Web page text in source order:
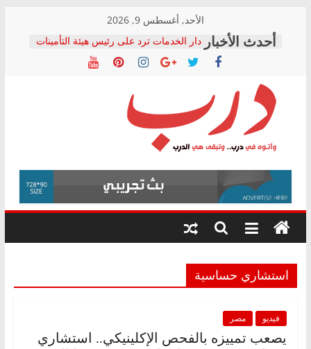
content
الأحد, أغسطس 9, 2026
دار الخدمات ترد على رئيس هيئة التأمينات
بعد مؤتمره الصحفي: إنكار الأزمة لا ينهي
معاناة أصحاب المعاشات.. ونطالب بكشف
فرحات سليمان يكتب: القطاع الصحي إلى
أين؟
حزب التحالف الشعبي يطلق لجنة “الحق
في الصحة” بالإسكندرية لرصد الانتهاكات
ودعم المرضى
الوزاري لمدينة الصحفيين.. وانتهاء أعمال
إنشاء المبنى الإداري
المجلس القومي لحقوق الإنسان يعلن
متابعة قضية الدكتور محمد زهران.. ويؤكد:
قرينة البراءة وضمانات المحاكمة العادلة
درب
وأتوه
درب..
وتبقى
هي
استشاري حساسية
فيديو مصر
يصعب تمييزه بالفحص الإكلينيكي.. استشاري